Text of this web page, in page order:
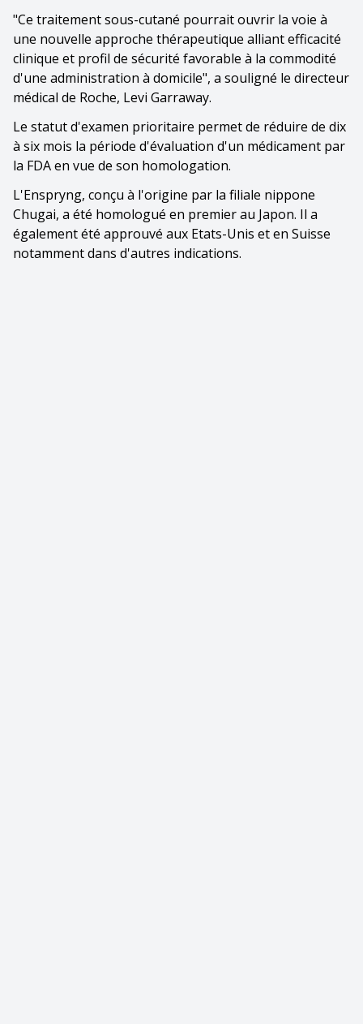
"Ce traitement sous-cutané pourrait ouvrir la voie à
une nouvelle approche thérapeutique alliant efficacité
clinique et profil de sécurité favorable à la commodité
d'une administration à domicile", a souligné le directeur
médical de Roche, Levi Garraway.
Le statut d'examen prioritaire permet de réduire de dix
à six mois la période d'évaluation d'un médicament par
la FDA en vue de son homologation.
L'Enspryng, conçu à l'origine par la filiale nippone
Chugai, a été homologué en premier au Japon. Il a
également été approuvé aux Etats-Unis et en Suisse
notamment dans d'autres indications.